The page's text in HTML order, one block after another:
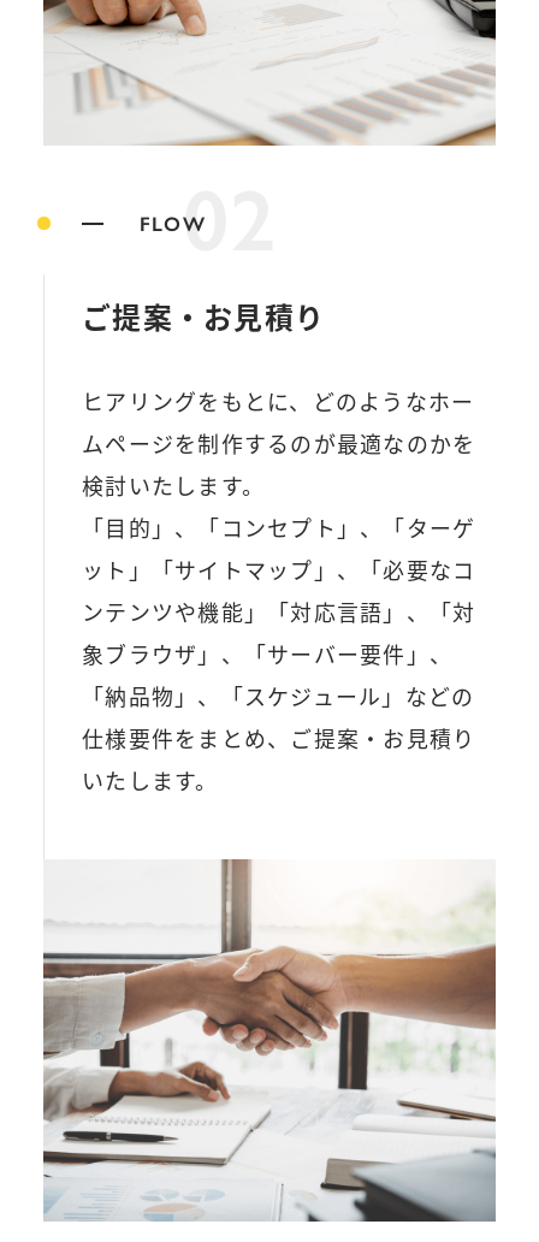
FLOW
02
ご提案・お見積り
ヒアリングをもとに、どのようなホー
ムページを制作するのが最適なのかを
検討いたします。
「目的」、「コンセプト」、「ターゲ
ット」「サイトマップ」、「必要なコ
ンテンツや機能」「対応言語」、「対
象ブラウザ」、「サーバー要件」、
「納品物」、「スケジュール」などの
仕様要件をまとめ、ご提案・お見積り
いたします。